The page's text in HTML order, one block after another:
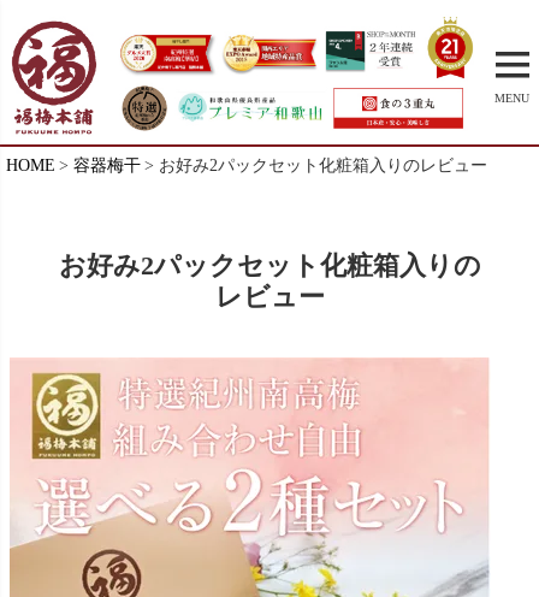
MENU
HOME 容器梅干 お好み2パックセット化粧箱入りのレビュー
お好み2パックセット化粧箱入りの
レビュー